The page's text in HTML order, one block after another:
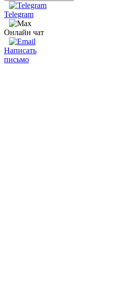
Telegram
Онлайн чат
Написать
письмо